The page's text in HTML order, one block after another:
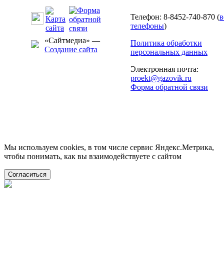
«Сайтмедиа» —
Создание сайта
Телефон: 8-8452-740-870 (
телефоны)
Политика обработки
персональных данных
Электронная почта:
proekt@gazovik.ru
Форма обратной связи
Мы используем cookies, в том числе сервис Яндекс.Метрика,
чтобы понимать, как вы взаимодействуете с сайтом
Согласиться